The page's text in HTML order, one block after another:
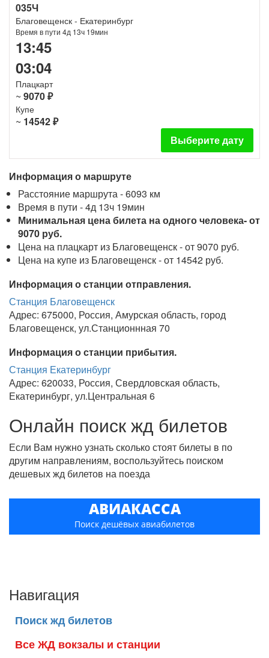
035Ч
Благовещенск - Екатеринбург
Время в пути 4д 13ч 19мин
13:45
03:04
Плацкарт
~ 9070 ₽
Купе
~ 14542 ₽
Выберите дату
Информация о маршруте
Расстояние маршрута - 6093 км
Время в пути - 4д 13ч 19мин
Минимальная цена билета на одного человека- от
9070 руб.
Цена на плацкарт из Благовещенск - от 9070 руб.
Цена на купе из Благовещенск - от 14542 руб.
Информация о станции отправления.
Станция Благовещенск
Адрес: 675000, Россия, Амурская область, город
Благовещенск, ул.Станционнная 70
Информация о станции прибытия.
Станция Екатеринбург
Адрес: 620033, Россия, Свердловская область,
Екатеринбург, ул.Центральная 6
Онлайн поиск жд билетов
Если Вам нужно узнать сколько стоят билеты в по
другим направлениям, воспользуйтесь поиском
дешевых жд билетов на поезда
АВИАКАССА
Поиск дешёвых авиабилетов
Навигация
Поиск жд билетов
Все ЖД вокзалы и станции